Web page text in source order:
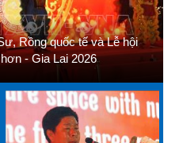
Rồng quốc tế và Lễ hội
- Gia Lai 2026